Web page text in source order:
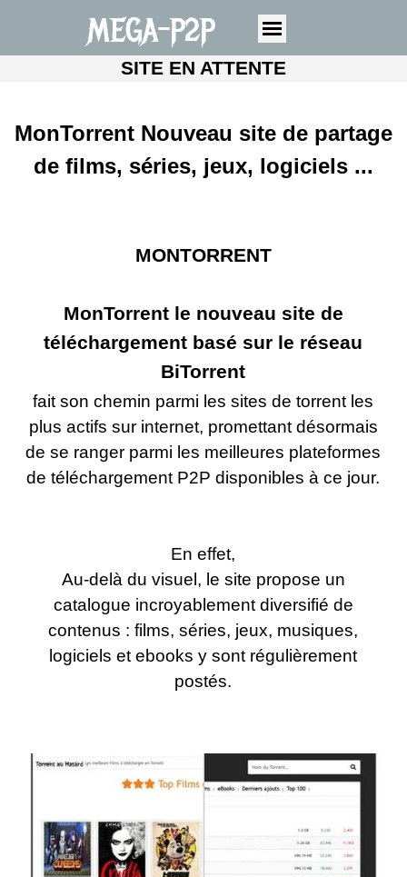
MEGA-P2P
SITE EN ATTENTE
MonTorrent Nouveau site de partage
de films, séries, jeux, logiciels ...
MONTORRENT
MonTorrent le nouveau site de
téléchargement basé sur le réseau
BiTorrent
fait son chemin parmi les sites de torrent les
plus actifs sur internet, promettant désormais
de se ranger parmi les meilleures plateformes
de téléchargement P2P disponibles à ce jour.
En effet,
Au-delà du visuel, le site propose un
catalogue incroyablement diversifié de
contenus : films, séries, jeux, musiques,
logiciels et ebooks y sont régulièrement
postés.